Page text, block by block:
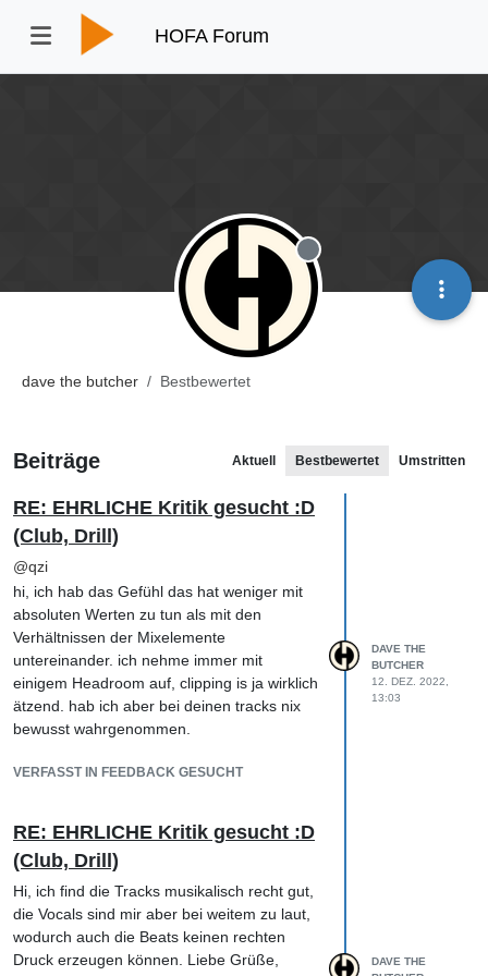
HOFA Forum
dave the butcher Bestbewertet
Offline
Beiträge Aktuell Bestbewertet Umstritten
RE: EHRLICHE Kritik gesucht :D
(Club, Drill)
@qzi
hi, ich hab das Gefühl das hat weniger mit
absoluten Werten zu tun als mit den
Verhältnissen der Mixelemente
untereinander. ich nehme immer mit
einigem Headroom auf, clipping is ja wirklich
ätzend. hab ich aber bei deinen tracks nix
bewusst wahrgenommen.
VERFASST IN FEEDBACK GESUCHT
DAVE THE
BUTCHER
12. DEZ. 2022,
13:03
RE: EHRLICHE Kritik gesucht :D
(Club, Drill)
Hi, ich find die Tracks musikalisch recht gut,
die Vocals sind mir aber bei weitem zu laut,
wodurch auch die Beats keinen rechten
Druck erzeugen können. Liebe Grüße,
DAVE THE